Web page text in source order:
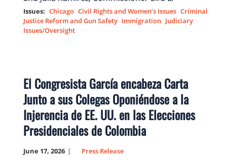
Issues: Chicago Civil Rights and Women’s Issues Criminal
Justice Reform and Gun Safety Immigration Judiciary
Issues/Oversight
El Congresista García encabeza Carta
Junto a sus Colegas Oponiéndose a la
Injerencia de EE. UU. en las Elecciones
Presidenciales de Colombia
June 17, 2026 Press Release